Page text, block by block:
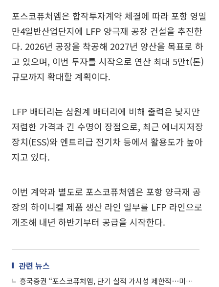
포스코퓨처엠은 합작투자계약 체결에 따라 포항 영일
만4일반산업단지에 LFP 양극재 공장 건설을 추진한
다. 2026년 공장을 착공해 2027년 양산을 목표로 하
고 있으며, 이번 투자를 시작으로 연산 최대 5만t(톤)
규모까지 확대할 계획이다.
LFP 배터리는 삼원계 배터리에 비해 출력은 낮지만
저렴한 가격과 긴 수명이 장점으로, 최근 에너지저장
장치(ESS)와 엔트리급 전기차 등에서 활용도가 높아
지고 있다.
이번 계약과 별도로 포스코퓨처엠은 포항 양극재 공
장의 하이니켈 제품 생산 라인 일부를 LFP 라인으로
개조해 내년 하반기부터 공급을 시작한다.
관련 뉴스
흥국증권 “포스코퓨처엠, 단기 실적 가시성 제한적⋯미국 EV 수요 회복 경로 불확실”